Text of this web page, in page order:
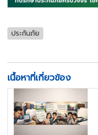
ประกันภัย
เนื้อหาที่เกี่ยวข้อง